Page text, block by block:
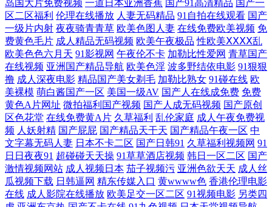
线不卡视频 亚色91 久久欧美毛 91视频精品导航 日韩成人精品久久无码 东
方四虎私人影院 91海角真实网站www 欧美专区在线 影视先锋资源av网 欧
美国产欧美 东京热在线网址蜜桃 91tv影院观看免费 日韩韩日免费视频 传
媒视频在线观看 91国产视在线观看 91色伦理 精品25区 91免费看片神器 五
月天激情深爱网 人妖伪娘视频 九九福利资源 91网站入口免费在线看 影音
先锋看素人 人妖玩人妖A片 国产综合艹屄片 91视频首页蝌蚪 天天干天天
sge 国产婷婷精品久久 婷婷干妞 欧美肏区 日韩无码不卡 午夜福利啊v网 久
岛国大片免费视频 一道日本亚洲香蕉 国产91高清精品 国产一
区二区福利 伦理在线播放 人妻无码精品 91自拍在线观看 国产
一级片内射 夜夜骑青青草 欧美色图人妻 在线免费欧美视频 免
费黄色毛片 成人精品无码视频 欧美午夜极品 性欧美ⅩⅩⅩⅩ乱
欧美色色六月天 91影视网 午夜伦不卡 加勒比性爱网 青草国产
在线视频 亚洲国产精品导航 欧美色淫 波多野结依电影 91狠狠
撸 成人深夜电影 精品国产美女剃毛 加勒比熟女 91碰在线 欧
美裸模 萌白酱国产一区 美国一级AV 国产人在线成免费 免费
黄色A片网址 微拍福利国产视频 国产人成无码视频 国产原创
区色花堂 在线免费黄A片 久草福利 乱伦家庭 成人午夜免费视
频 人妖射精 国产屁屁 国产精品天干天 国产精品午夜一区 中
文字幕无码人妻 日本不卡二区 国产日韩91 久草福利视频网 91
日日夜夜91 超碰碰天天操 91草草酒店视频 韩日一区二区 国产
激情视频网站 成人视频日本 茄子视频污 亚洲色欲天天 成人丝
瓜视频下载 日韩逼网 精东传媒入口 黄wwww色 香港伦理电影
在线 成人影院在线播放 欧美足交一区二区 91视频电影 另类四